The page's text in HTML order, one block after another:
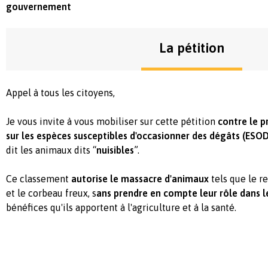
gouvernement
La pétition
Appel à tous les citoyens,
Je vous invite à vous mobiliser sur cette pétition contre le
sur les espèces susceptibles d'occasionner des dégâts
dit les animaux dits “nuisibles”.
Ce classement autorise le massacre d'animaux tels que le
et le corbeau freux, sans prendre en compte leur rôle dans
bénéfices qu'ils apportent à l'agriculture et à la santé.